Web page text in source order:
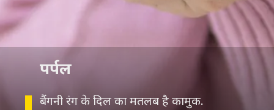
बैंगनी रंग के दिल का मतलब है कामुक.
पर्पल